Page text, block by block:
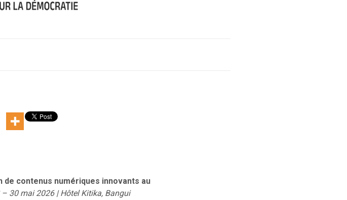
de contenus numériques innovants au
– 30 mai 2026 | Hôtel Kitika, Bangui